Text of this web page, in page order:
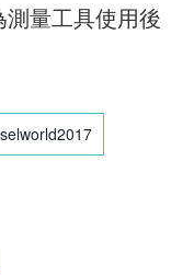
量工具使用後